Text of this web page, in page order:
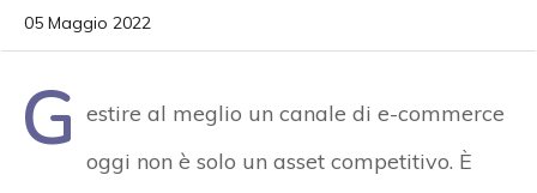
05 Maggio 2022
G estire al meglio un canale di e-commerce
oggi non è solo un asset competitivo. È